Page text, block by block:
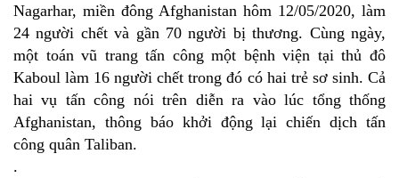
Nagarhar, miền đông Afghanistan hôm 12/05/2020, làm
24 người chết và gần 70 người bị thương. Cùng ngày,
một toán vũ trang tấn công một bệnh viện tại thủ đô
Kaboul làm 16 người chết trong đó có hai trẻ sơ sinh. Cả
hai vụ tấn công nói trên diễn ra vào lúc tổng thống
Afghanistan, thông báo khởi động lại chiến dịch tấn
công quân Taliban.
.